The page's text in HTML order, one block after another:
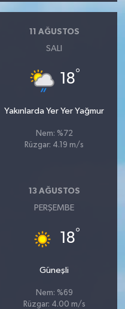
11 AĞUSTOS
SALI
18°
Yakınlarda Yer Yer Yağmur
Nem: %72
Rüzgar: 4.19 m/s
13 AĞUSTOS
PERŞEMBE
18°
Güneşli
Nem: %69
Rüzgar: 4.00 m/s